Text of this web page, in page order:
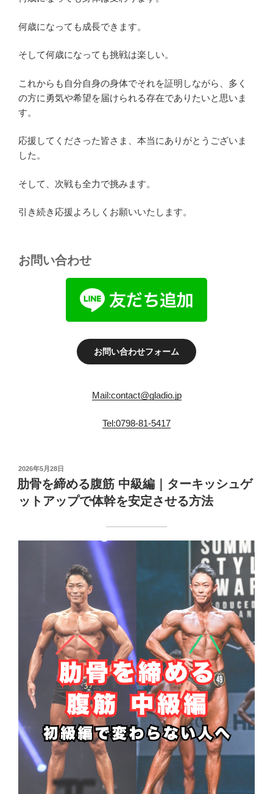
何歳になっても成長できます。
そして何歳になっても挑戦は楽しい。
これからも自分自身の身体でそれを証明しながら、多く
の方に勇気や希望を届けられる存在でありたいと思いま
す。
応援してくださった皆さま、本当にありがとうございま
した。
そして、次戦も全力で挑みます。
引き続き応援よろしくお願いいたします。
お問い合わせ
お問い合わせフォーム
Mail:contact@gladio.jp
Tel:0798-81-5417
投
稿
日:
2026年5月28日
肋骨を締める腹筋 中級編｜ターキッシュゲ
ットアップで体幹を安定させる方法